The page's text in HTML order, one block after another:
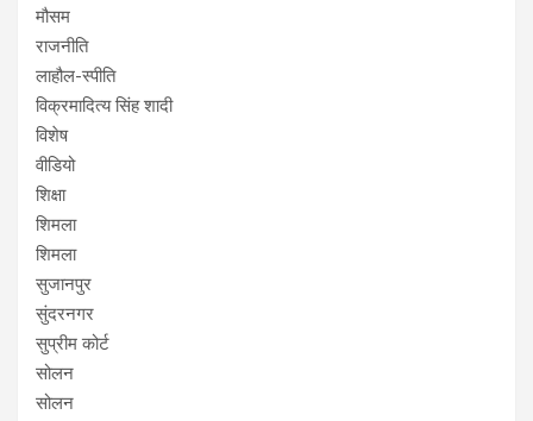
मौसम
राजनीति
लाहौल-स्पीति
विक्रमादित्य सिंह शादी
विशेष
वीडियो
शिक्षा
शिमला
शिमला
सुजानपुर
सुंदरनगर
सुप्रीम कोर्ट
सोलन
सोलन